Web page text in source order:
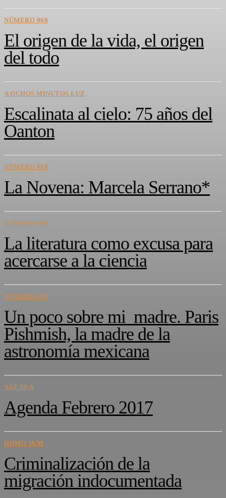
NÚMERO 060
El origen de la vida, el origen
del todo
A OCHOS MINUTOS LUZ
Escalinata al cielo: 75 años del
Oanton
NÚMERO 060
La Novena: Marcela Serrano*
NÚMERO 060
La literatura como excusa para
acercarse a la ciencia
NÚMERO 060
Un poco sobre mi madre. Paris
Pishmish, la madre de la
astronomía mexicana
AGENDA
Agenda Febrero 2017
HOMO SUM
Criminalización de la
migración indocumentada